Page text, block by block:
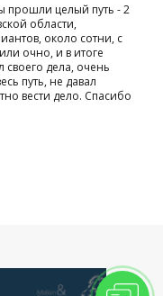
прошли целый путь - 2
области,
около сотни, с
очно, и в итоге
дела, очень
путь, не давал
вести дело. Спасибо